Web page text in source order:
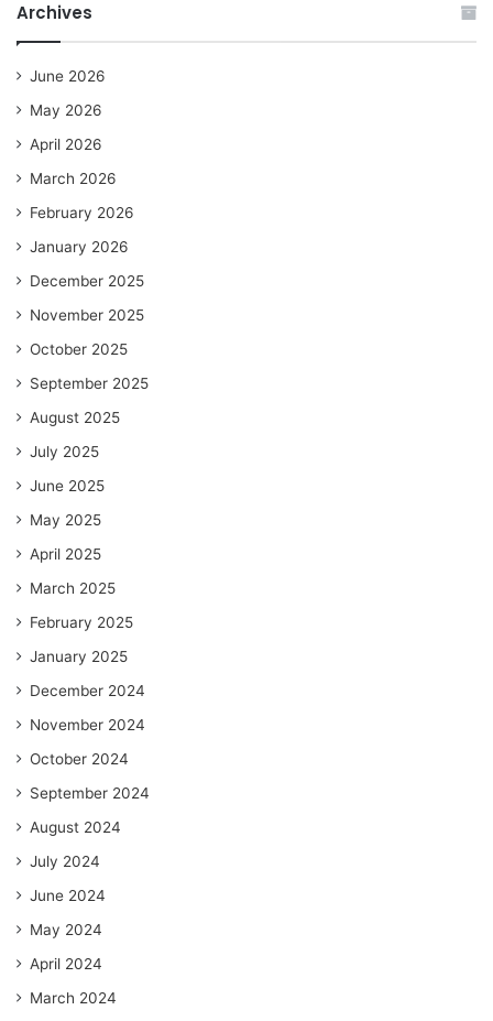
Archives
June 2026
May 2026
April 2026
March 2026
February 2026
January 2026
December 2025
November 2025
October 2025
September 2025
August 2025
July 2025
June 2025
May 2025
April 2025
March 2025
February 2025
January 2025
December 2024
November 2024
October 2024
September 2024
August 2024
July 2024
June 2024
May 2024
April 2024
March 2024